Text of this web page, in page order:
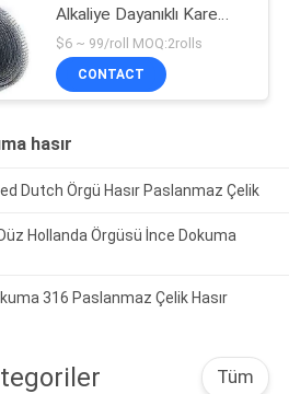
Alkaliye Dayanıklı Kare
Delik
$6 ~ 99/roll MOQ:2rolls
CONTACT
hasır
Dutch Örgü Hasır Paslanmaz Çelik
Hollanda Örgüsü İnce Dokuma
316 Paslanmaz Çelik Hasır
Tüm